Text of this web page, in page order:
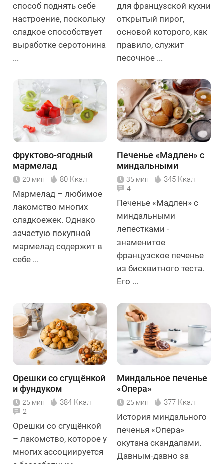
способ поднять себе
настроение, поскольку
сладкое способствует
выработке серотонина
...
для французской кухни
открытый пирог,
основой которого, как
правило, служит
песочное ...
Фруктово-ягодный
мармелад
20 мин 80 Ккал
Мармелад – любимое
лакомство многих
сладкоежек. Однако
зачастую покупной
мармелад содержит в
себе ...
Печенье «Мадлен» с
миндальными
лепестками
35 мин 345 Ккал
4
Печенье «Мадлен» с
миндальными
лепестками -
знаменитое
французское печенье
из бисквитного теста.
Его ...
Орешки со сгущёнкой
и фундуком
25 мин 384 Ккал
2
Орешки со сгущёнкой
– лакомство, которое у
многих ассоциируется
Миндальное печенье
«Опера»
25 мин 377 Ккал
История миндального
печенья «Опера»
окутана скандалами.
Давным-давно за